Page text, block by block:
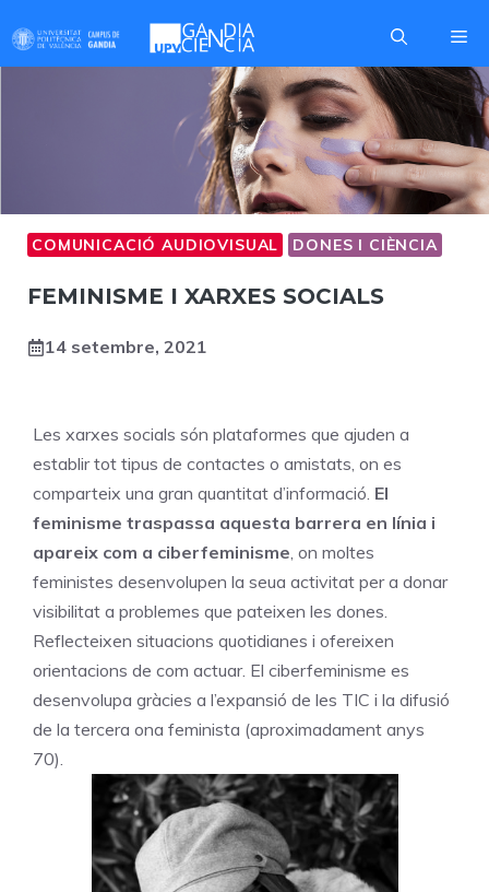
to
content
COMUNICACIÓ AUDIOVISUAL DONES I CIÈNCIA
FEMINISME I XARXES SOCIALS
14 setembre, 2021
Les xarxes socials són plataformes que ajuden a
establir tot tipus de contactes o amistats, on es
comparteix una gran quantitat d’informació. El
feminisme traspassa aquesta barrera en línia i
apareix com a ciberfeminisme , on moltes
feministes desenvolupen la seua activitat per a donar
visibilitat a problemes que pateixen les dones.
Reflecteixen situacions quotidianes i ofereixen
orientacions de com actuar. El ciberfeminisme es
desenvolupa gràcies a l’expansió de les TIC i la difusió
de la tercera ona feminista (aproximadament anys
70).